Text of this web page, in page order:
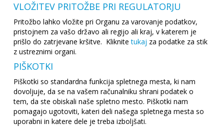
VLOŽITEV PRITOŽBE PRI REGULATORJU
Pritožbo lahko vložite pri Organu za varovanje podatkov,
pristojnem za vašo državo ali regijo ali kraj, v katerem je
prišlo do zatrjevane kršitve. Kliknitetukaj za podatke za stik
z ustreznimi organi.
PIŠKOTKI
Piškotki so standardna funkcija spletnega mesta, ki nam
dovoljuje, da se na vašem računalniku shrani podatek o
tem, da ste obiskali naše spletno mesto. Piškotki nam
pomagajo ugotoviti, kateri deli našega spletnega mesta so
uporabni in katere dele je treba izboljšati.